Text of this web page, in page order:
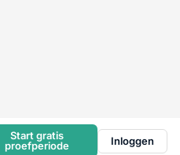
Start gratis
proefperiode
Inloggen